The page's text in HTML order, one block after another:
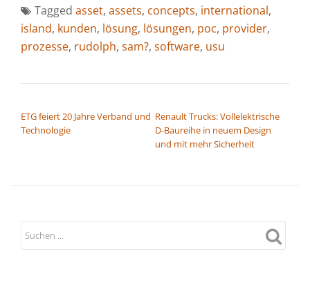
Tagged asset, assets, concepts, international,
island, kunden, lösung, lösungen, poc, provider,
prozesse, rudolph, sam?, software, usu
ETG feiert 20 Jahre Verband und
Technologie
Renault Trucks: Vollelektrische
D-Baureihe in neuem Design
und mit mehr Sicherheit